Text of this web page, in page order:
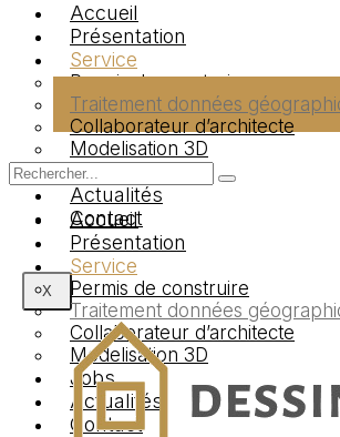
Accueil
Présentation
Service
Permis de construire
Traitement données
Collaborateur d’architecte
Modelisation 3D
Jobs
Actualités
Contact
X
Accueil
Présentation
Service
Permis de construire
Traitement données
Collaborateur d’architecte
Modelisation 3D
Jobs
Actualités
Contact